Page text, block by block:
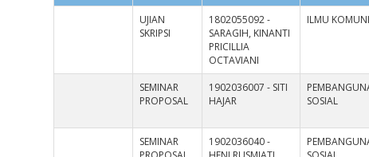
UJIAN
SKRIPSI
1802055092 -
SARAGIH, KINANTI
PRICILLIA
OCTAVIANI
ILMU
SEMINAR
PROPOSAL
1902036007 - SITI
HAJAR
SOSIAL
SEMINAR
1902036040 -